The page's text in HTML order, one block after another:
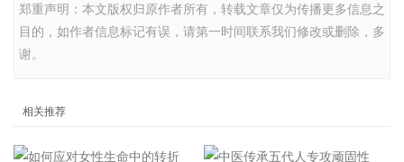
郑重声明：本文版权归原作者所有，转载文章仅为传播更多信息之
目的，如作者信息标记有误，请第一时间联系我们修改或删除，多
谢。
相关推荐